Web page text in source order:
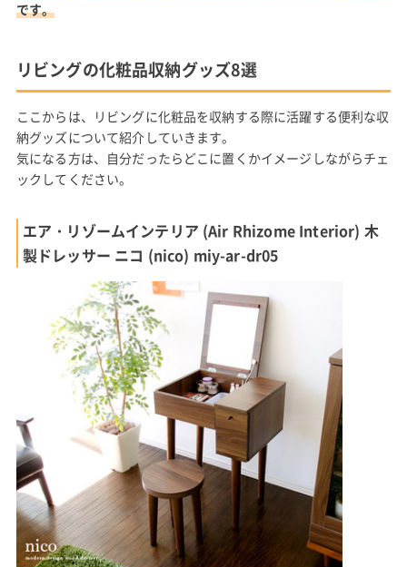
です。
リビングの化粧品収納グッズ8選
ここからは、リビングに化粧品を収納する際に活躍する便利な収
納グッズについて紹介していきます。
気になる方は、自分だったらどこに置くかイメージしながらチェ
ックしてください。
エア・リゾームインテリア (Air Rhizome Interior) 木
製ドレッサー ニコ (nico) miy-ar-dr05